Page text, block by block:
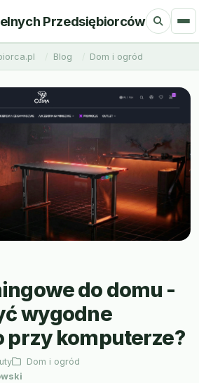
Przedsiębiorców
Blog Dom i ogród
do domu -
wygodne
przy komputerze?
Dom i ogród